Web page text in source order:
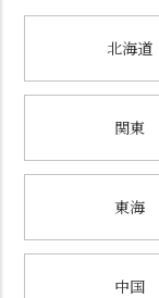
北海道
関東
東海
中国